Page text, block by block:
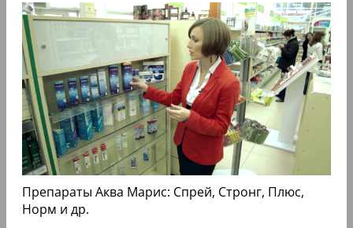
Препараты Аква Марис: Спрей, Стронг, Плюс,
Норм и др.